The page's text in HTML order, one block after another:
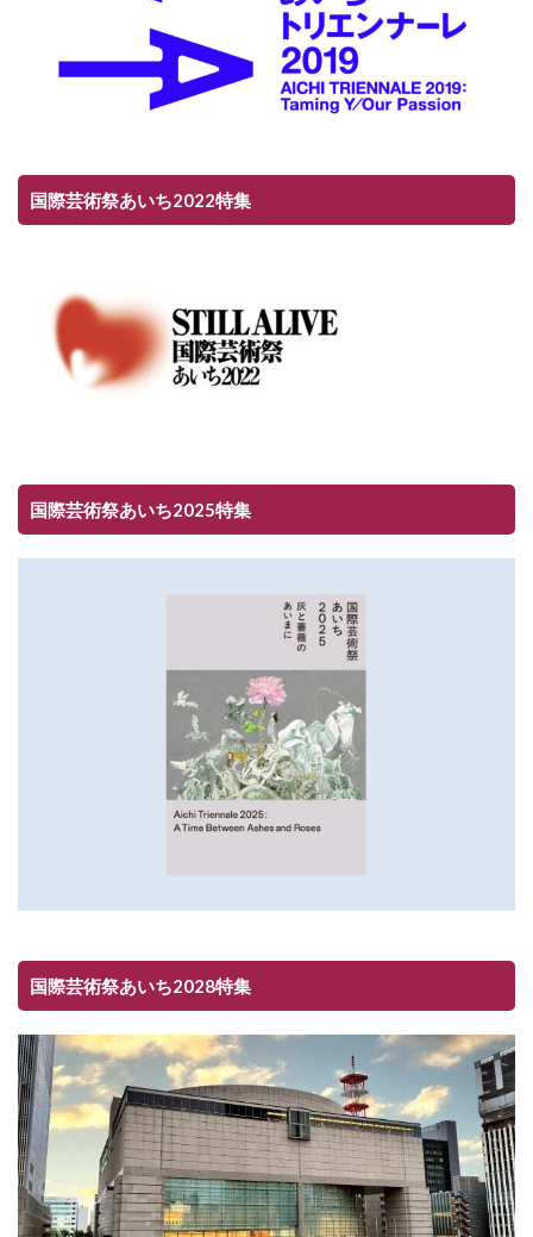
国際芸術祭あいち2022特集
国際芸術祭あいち2025特集
国際芸術祭あいち2028特集